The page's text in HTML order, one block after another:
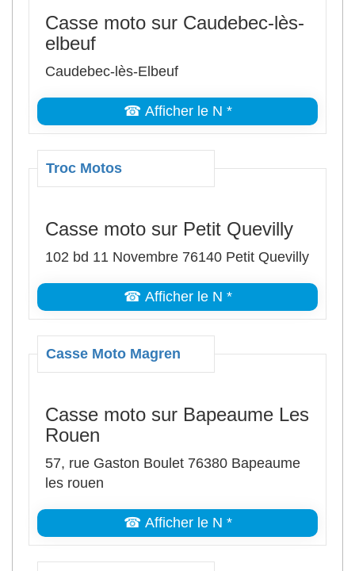
Casse moto sur Caudebec-lès-
elbeuf
Caudebec-lès-Elbeuf
☎ Afficher le N *
Troc Motos
Casse moto sur Petit Quevilly
102 bd 11 Novembre 76140 Petit Quevilly
☎ Afficher le N *
Casse Moto Magren
Casse moto sur Bapeaume Les
Rouen
57, rue Gaston Boulet 76380 Bapeaume
les rouen
☎ Afficher le N *